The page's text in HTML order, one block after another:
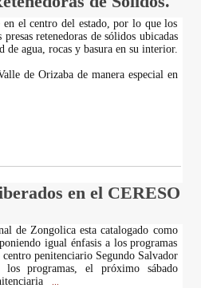
en el centro del estado, por lo que los
retenedoras de sólidos ubicadas
agua, rocas y basura en su interior.
de Orizaba de manera especial en
en el CERESO
de Zongolica esta catalogado como
igual énfasis a los programas
penitenciario Segundo Salvador
programas, el próximo sábado